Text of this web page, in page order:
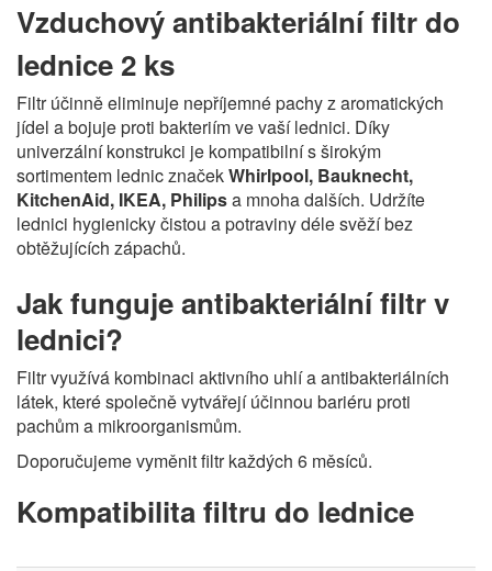
Vzduchový antibakteriální filtr do
lednice 2 ks
Filtr účinně eliminuje nepříjemné pachy z aromatických
jídel a bojuje proti bakteriím ve vaší lednici. Díky
univerzální konstrukci je kompatibilní s širokým
sortimentem lednic značekWhirlpool, Bauknecht,
KitchenAid, IKEA, Philipsa mnoha dalších. Udržíte
lednici hygienicky čistou a potraviny déle svěží bez
obtěžujících zápachů.
Jak funguje antibakteriální filtr v
lednici?
Filtr využívá kombinaci aktivního uhlí a antibakteriálních
látek, které společně vytvářejí účinnou bariéru proti
pachům a mikroorganismům.
Doporučujeme vyměnit filtr každých 6 měsíců.
Kompatibilita filtru do lednice